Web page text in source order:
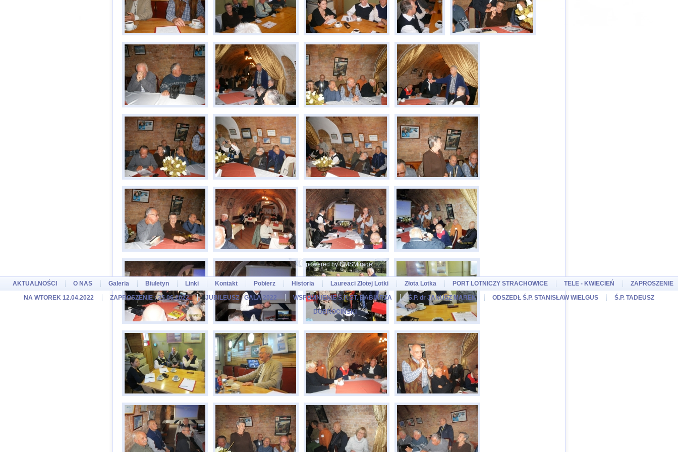
powered by CMSMirage
AKTUALNOŚCI O NAS Galeria Biuletyn Linki Kontakt Pobierz Historia Laureaci Złotej Lotki Złota Lotka PORT LOTNICZY STRACHOWICE TELE - KWIECIEŃ
ZAPROSZENIE
NA WTOREK 12.04.2022
ZAPROSZENIE : 25.06.2022 JUBILEUSZ - GALA 2022 WSPOMNIENIE Ś.P. ST. BABIARZA Ś.P. dr JANUSZ MAREK ODSZEDŁ Ś.P. STANISŁAW WIELGUS
Ś.P. TADEUSZ
DOBROCIŃSKI